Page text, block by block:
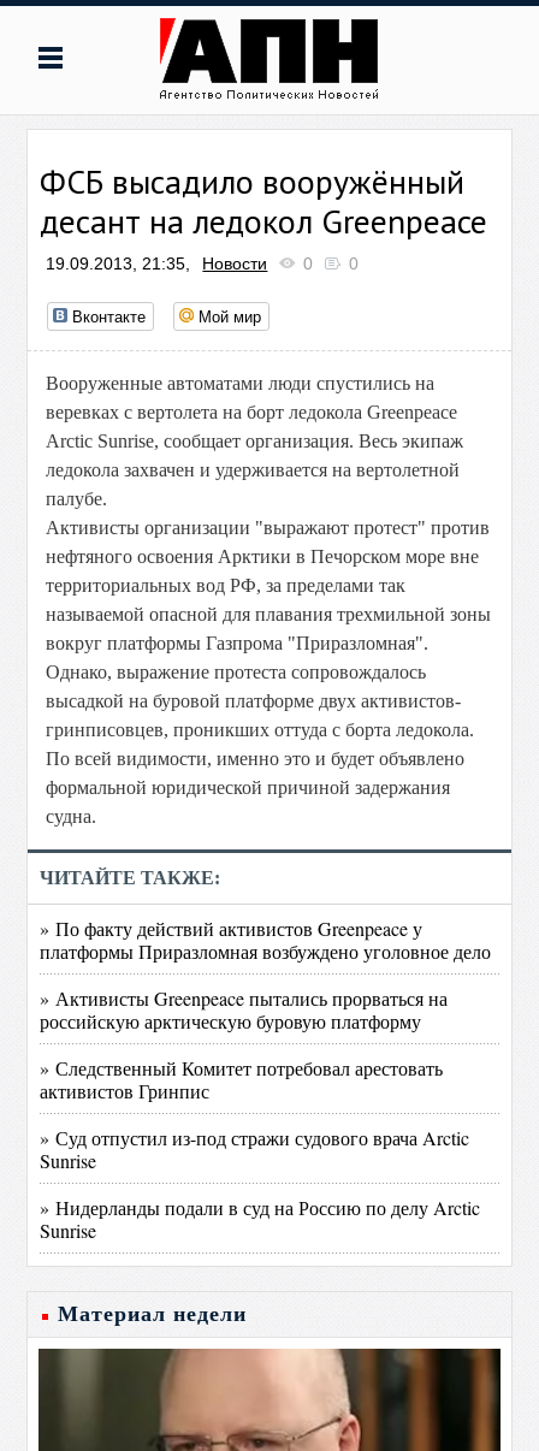
ФСБ высадило вооружённый
десант на ледокол Greenpeace
19.09.2013, 21:35, Новости 0 0
Вконтакте Мой мир
Вооруженные автоматами люди спустились на
веревках с вертолета на борт ледокола Greenpeace
Arctic Sunrise, сообщает организация. Весь экипаж
ледокола захвачен и удерживается на вертолетной
палубе.
Активисты организации "выражают протест" против
нефтяного освоения Арктики в Печорском море вне
территориальных вод РФ, за пределами так
называемой опасной для плавания трехмильной зоны
вокруг платформы Газпрома "Приразломная".
Однако, выражение протеста сопровождалось
высадкой на буровой платформе двух активистов-
гринписовцев, проникших оттуда с борта ледокола.
По всей видимости, именно это и будет объявлено
формальной юридической причиной задержания
судна.
ЧИТАЙТЕ ТАКЖЕ:
» По факту действий активистов Greenpeace у
платформы Приразломная возбуждено уголовное дело
» Активисты Greenpeace пытались прорваться на
российскую арктическую буровую платформу
» Следственный Комитет потребовал арестовать
активистов Гринпис
» Суд отпустил из-под стражи судового врача Arctic
Sunrise
» Нидерланды подали в суд на Россию по делу Arctic
Sunrise
Материал недели